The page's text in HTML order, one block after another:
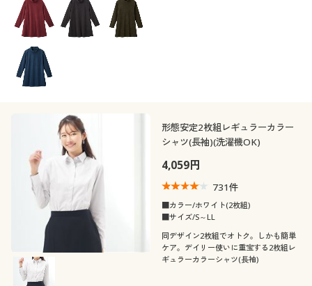
形態安定2枚組レギュラーカラー
シャツ(長袖)(洗濯機OK)
4,059円
731件
■カラー/ホワイト(2枚組)
■サイズ/S～LL
同デザイン2枚組でオトク。しかも簡単
ケア。デイリー使いに重宝する2枚組レ
ギュラーカラーシャツ(長袖)